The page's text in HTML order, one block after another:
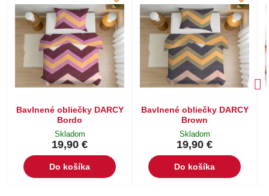
Bavlnené obliečky DARCY
Bordo
Skladom
19,90 €
Do košíka
Bavlnené obliečky DARCY
Brown
Skladom
19,90 €
Do košíka